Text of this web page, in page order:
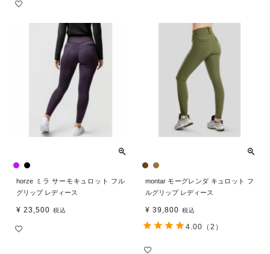
horze ミラ サーモキュロット フル
グリップ レディース
¥ 23,500 税込
montar モーグレンダ キュロット フ
ルグリップ レディース
¥ 39,800 税込
4.00 （2）